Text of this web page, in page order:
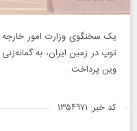
یک‌ سخنگوی‌ وزارت امور خارجه
توپ در زمین ایران، به
وین پرداخت.
کد خبر: ۱۳۵۴۹۷۱